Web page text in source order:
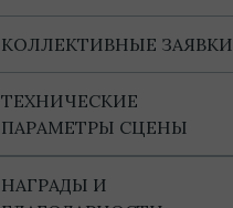
КОЛЛЕКТИВНЫЕ ЗАЯВКИ
ТЕХНИЧЕСКИЕ
ПАРАМЕТРЫ СЦЕНЫ
НАГРАДЫ И